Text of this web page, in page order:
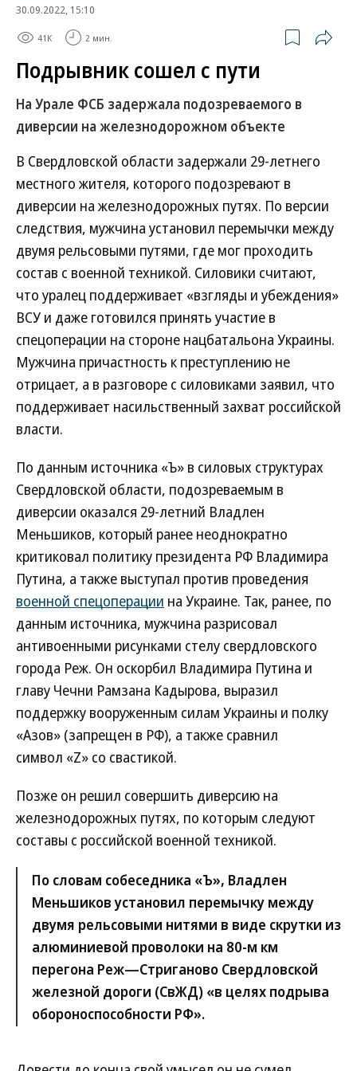
30.09.2022, 15:10
41K 2 мин.
Подрывник сошел с пути
На Урале ФСБ задержала подозреваемого в
диверсии на железнодорожном объекте
В Свердловской области задержали 29-летнего
местного жителя, которого подозревают в
диверсии на железнодорожных путях. По версии
следствия, мужчина установил перемычки между
двумя рельсовыми путями, где мог проходить
состав с военной техникой. Силовики считают,
что уралец поддерживает «взгляды и убеждения»
ВСУ и даже готовился принять участие в
спецоперации на стороне нацбатальона Украины.
Мужчина причастность к преступлению не
отрицает, а в разговоре с силовиками заявил, что
поддерживает насильственный захват российской
власти.
По данным источника «Ъ» в силовых структурах
Свердловской области, подозреваемым в
диверсии оказался 29-летний Владлен
Меньшиков, который ранее неоднократно
критиковал политику президента РФ Владимира
Путина, а также выступал против проведения
военной спецоперации на Украине. Так, ранее, по
данным источника, мужчина разрисовал
антивоенными рисунками стелу свердловского
города Реж. Он оскорбил Владимира Путина и
главу Чечни Рамзана Кадырова, выразил
поддержку вооруженным силам Украины и полку
«Азов» (запрещен в РФ), а также сравнил
символ «Z» со свастикой.
Позже он решил совершить диверсию на
железнодорожных путях, по которым следуют
составы с российской военной техникой.
По словам собеседника «Ъ», Владлен
Меньшиков установил перемычку между
двумя рельсовыми нитями в виде скрутки из
алюминиевой проволоки на 80-м км
перегона Реж—Стриганово Свердловской
железной дороги (СвЖД) «в целях подрыва
обороноспособности РФ».